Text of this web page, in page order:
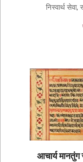
निस्वार्थ
आचार्य मानतुंग